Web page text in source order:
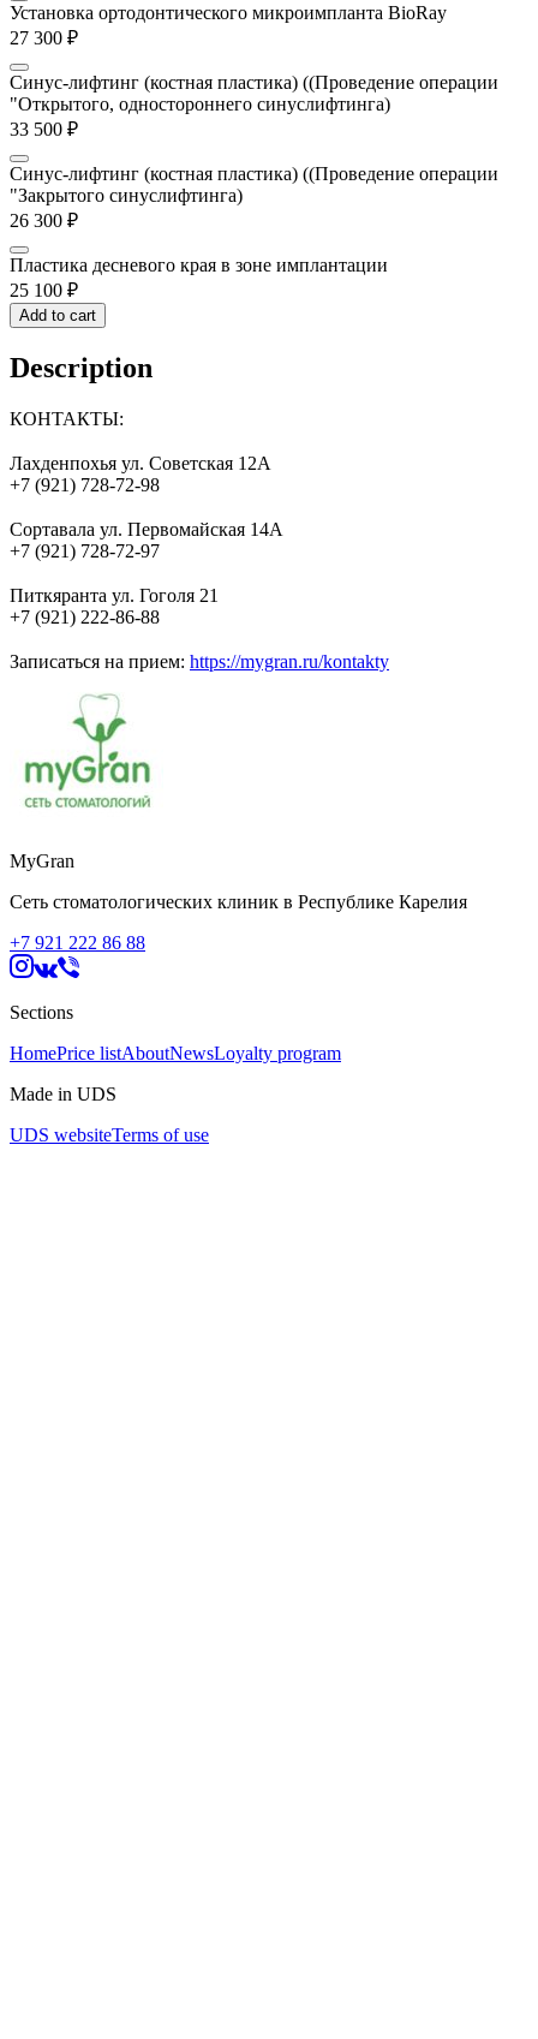
Установка ортодонтического микроимпланта BioRay
27 300 ₽
Синус-лифтинг (костная пластика) ((Проведение операции
"Открытого, одностороннего синуслифтинга)
33 500 ₽
Синус-лифтинг (костная пластика) ((Проведение операции
"Закрытого синуслифтинга)
26 300 ₽
Пластика десневого края в зоне имплантации
25 100 ₽
Add to cart
Description
КОНТАКТЫ:
Лахденпохья ул. Советская 12А
+7 (921) 728-72-98
Сортавала ул. Первомайская 14А
+7 (921) 728-72-97
Питкяранта ул. Гоголя 21
+7 (921) 222-86-88
Записаться на прием: https://mygran.ru/kontakty
MyGran
Сеть стоматологических клиник в Республике Карелия
+7 921 222 86 88
Sections
HomePrice listAboutNewsLoyalty program
Made in UDS
UDS websiteTerms of use